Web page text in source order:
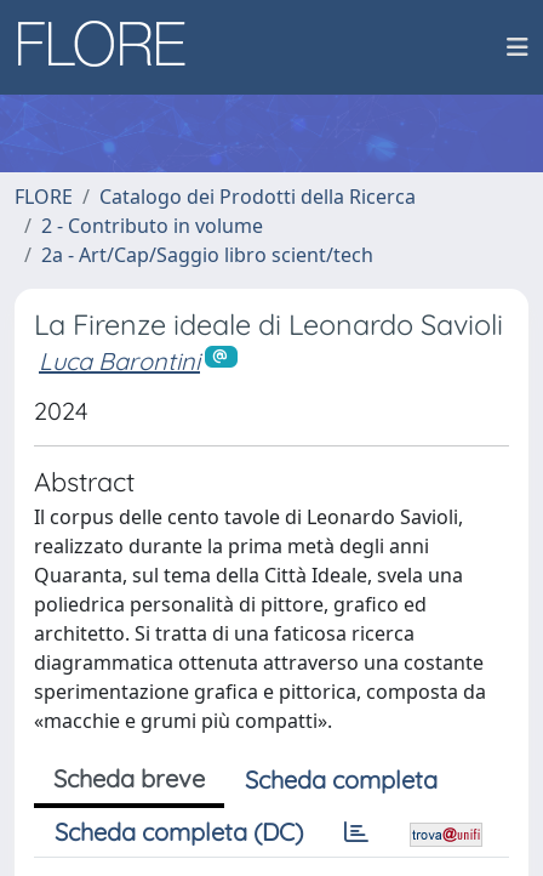
FLORE
Catalogo dei Prodotti della Ricerca
2 - Contributo in volume
2a - Art/Cap/Saggio libro scient/tech
La Firenze ideale di Leonardo Savioli
Luca Barontini
2024
Abstract
Il corpus delle cento tavole di Leonardo Savioli,
realizzato durante la prima metà degli anni
Quaranta, sul tema della Città Ideale, svela una
poliedrica personalità di pittore, grafico ed
architetto. Si tratta di una faticosa ricerca
diagrammatica ottenuta attraverso una costante
sperimentazione grafica e pittorica, composta da
«macchie e grumi più compatti».
Scheda breve
Scheda completa
Scheda completa (DC)